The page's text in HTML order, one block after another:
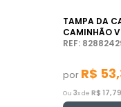
TAMPA DA
CAMINHÃO
REF:
por R$ 53,
Ou 3x de R$ 17,79